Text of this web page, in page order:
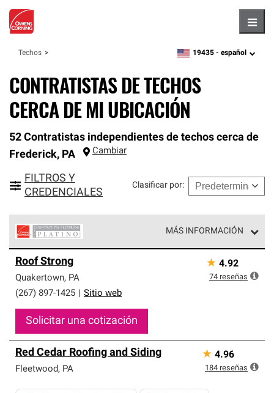
Techos zipcode,language
19435 - español
CONTRATISTAS DE TECHOS
CERCA DE MI UBICACIÓN
52 Contratistas independientes de techos cerca de
Frederick, PA Cambiar
FILTROS Y
CREDENCIALES
Clasificar por:
MÁS INFORMACIÓN
Corning constituyen el nivel superior de nuestra red
exclusiva y cumplen con estándares estrictos de
profesionalismo, confiabilidad y destreza incomparable.
Solo ellos pueden ofrecer nuestra mejor garantía de
sistemas de techos.
Roof Strong
Quakertown, PA
(267) 897-1425
Sitio web
Solicitar una cotización
★ 4.92
74 reseñas
Red Cedar Roofing and Siding
Fleetwood, PA
★ 4.96
184 reseñas